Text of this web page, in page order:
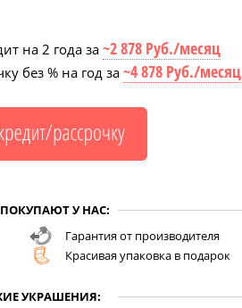
на 2 года за ~2 878 Руб./месяц
без % на год за~4 878 Руб./месяц
У НАС:
Гарантия от производителя
Красивая упаковка в подарок
УКРАШЕНИЯ: